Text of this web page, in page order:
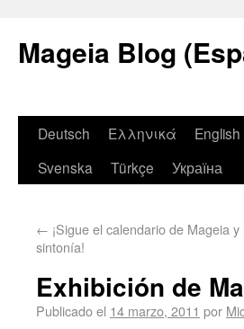
Mageia Blog
Deutsch Ελληνικά English
Svenska
Türkçe Україна
← ¡Sigue el calendario de Mageia
sintonía!
Exhibición de
Publicado el 14 marzo, 2011 por